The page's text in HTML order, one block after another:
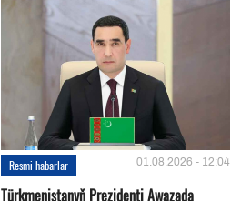
Resmi habarlar 01.08.2026 - 12:04
Türkmenistanyň Prezidenti Awazada